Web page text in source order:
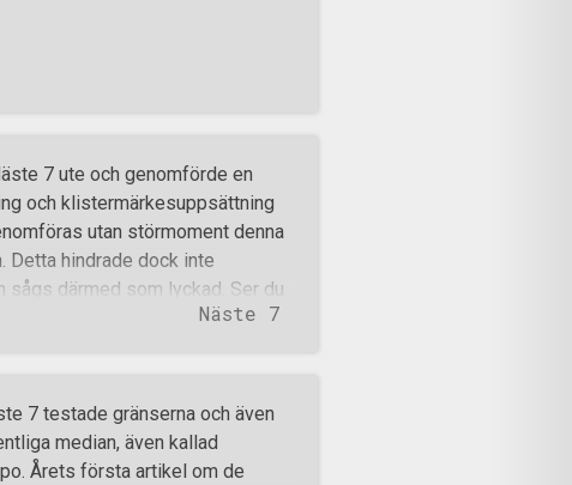
7 ute och genomförde en
och klistermärkesuppsättning
utan störmoment denna
Detta hindrade dock inte
sågs därmed som lyckad. Ser du
i vårt samhälle? Är du trött på
med och skapa historia.
Ansök nu!
Näste 7
7 testade gränserna och även
median, även kallad
Årets första artikel om de